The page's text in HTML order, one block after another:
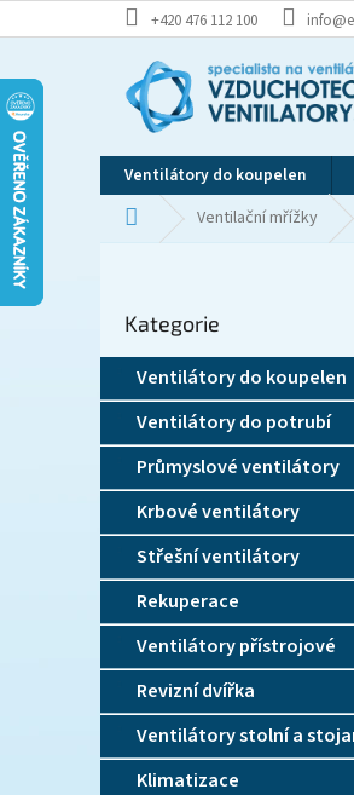
na
+420 476 112 100
Ventilátory do koupelen
Domů Ventilační mřížky
r
n
p
e
kategorie
Kategorie
Ventilátory do koupelen
Ventilátory do potrubí
Průmyslové ventilátory
Krbové ventilátory
Střešní ventilátory
Rekuperace
Ventilátory přístrojové
Revizní dvířka
Ventilátory stolní a
Klimatizace